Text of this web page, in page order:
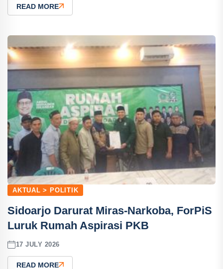
READ MORE
AKTUAL > POLITIK
Sidoarjo Darurat Miras-Narkoba, ForPiS
Luruk Rumah Aspirasi PKB
17 JULY 2026
READ MORE